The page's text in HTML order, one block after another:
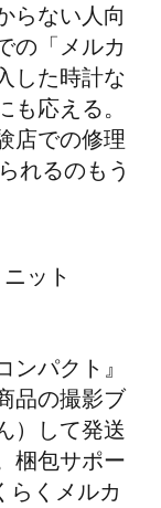
らない人向
の「メルカ
した時計な
も応える。
店での修理
れるのもう
ンパクト』
品の撮影ブ
）して発送
梱包サポー
らくメルカ